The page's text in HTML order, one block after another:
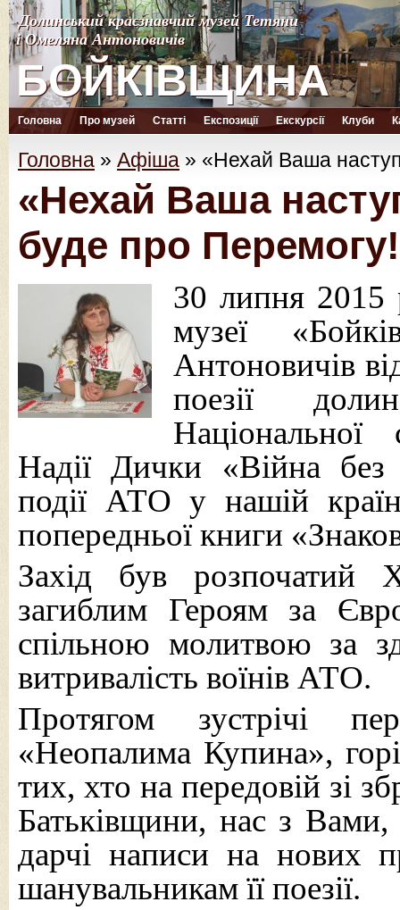
Долинський краєзнавчий музей Тетяни
і Омеляна Антоновичів
БОЙКІВЩИНА
Долинський краєзнавчий музей Тетяни
і Омеляна Антоновичів
БОЙКІВЩИНА
Головна Про музей Статті Експозиції Екскурсії Клуби
Головна » Афіша » «Нехай Ваша
«Нехай Ваша
буде про
30 липня 2015
музеї
Антоновичів
поезії
Національної
Надії Дички «Війна
події АТО у нашій
попередньої книги
Захід був розпочатий
загиблим Героям за
спільною молитвою за
витривалість воїнів АТО.
Протягом зустрічі
«Неопалима Купина»,
тих, хто на передовій зі
Батьківщини, нас з
дарчі написи на нових
шанувальникам її поезії.